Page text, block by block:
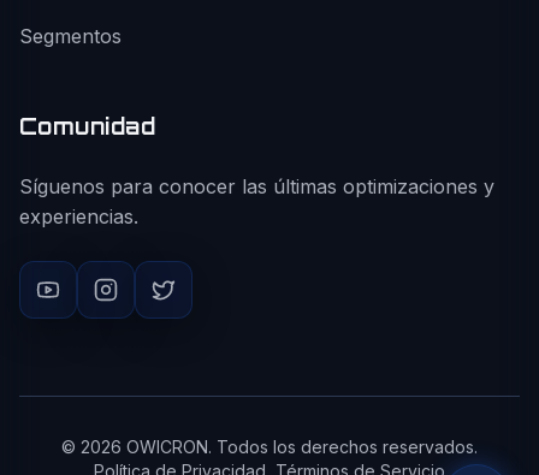
Segmentos
Comunidad
Síguenos para conocer las últimas optimizaciones y
experiencias.
© 2026 OWICRON. Todos los derechos reservados.
Política de Privacidad Términos de Servicio